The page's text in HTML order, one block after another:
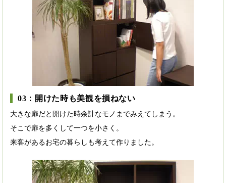
03：開けた時も美観を損ねない
大きな扉だと開けた時余計なモノまでみえてしまう。
そこで扉を多くして一つを小さく。
来客があるお宅の暮らしも考えて作りました。